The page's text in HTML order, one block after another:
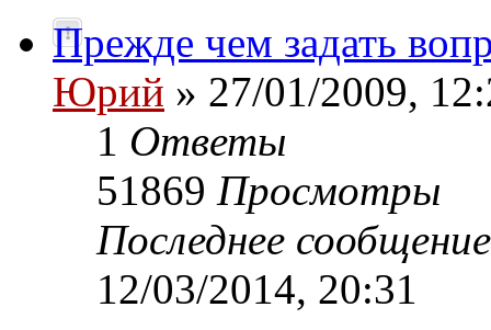
Прежде чем задать
Юрий » 27/01/2009,
1 Ответы
51869 Просмотры
Последнее
12/03/2014, 20:31